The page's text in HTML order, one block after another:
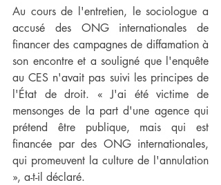
Au cours de l'entretien, le sociologue a
accusé des ONG internationales de
financer des campagnes de diffamation à
son encontre et a souligné que l'enquête
au CES n'avait pas suivi les principes de
l'État de droit. « J'ai été victime de
mensonges de la part d'une agence qui
prétend être publique, mais qui est
financée par des ONG internationales,
qui promeuvent la culture de l'annulation
», a-t-il déclaré.